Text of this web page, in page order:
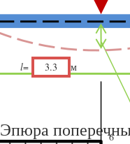
Эпюра
l= м
6